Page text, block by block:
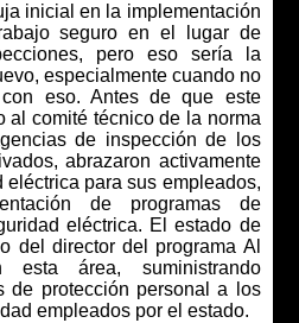
inicial en la implementación
seguro en el lugar de
pero eso sería la
especialmente cuando no
eso. Antes de que este
al comité técnico de la norma
de inspección de los
abrazaron activamente
eléctrica para sus empleados,
de programas de
eléctrica. El estado de
del director del programa Al
área, suministrando
de protección personal a los
empleados por el estado.